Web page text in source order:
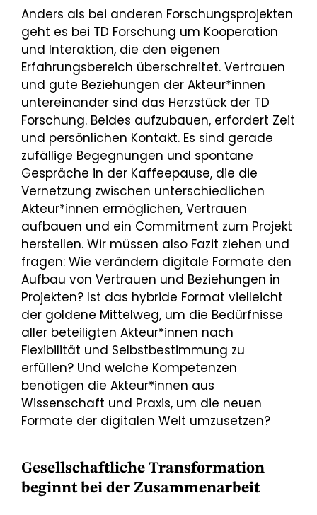
Anders als bei anderen Forschungsprojekten
geht es bei TD Forschung um Kooperation
und Interaktion, die den eigenen
Erfahrungsbereich überschreitet. Vertrauen
und gute Beziehungen der Akteur*innen
untereinander sind das Herzstück der TD
Forschung. Beides aufzubauen, erfordert Zeit
und persönlichen Kontakt. Es sind gerade
zufällige Begegnungen und spontane
Gespräche in der Kaffeepause, die die
Vernetzung zwischen unterschiedlichen
Akteur*innen ermöglichen, Vertrauen
aufbauen und ein Commitment zum Projekt
herstellen. Wir müssen also Fazit ziehen und
fragen: Wie verändern digitale Formate den
Aufbau von Vertrauen und Beziehungen in
Projekten? Ist das hybride Format vielleicht
der goldene Mittelweg, um die Bedürfnisse
aller beteiligten Akteur*innen nach
Flexibilität und Selbstbestimmung zu
erfüllen? Und welche Kompetenzen
benötigen die Akteur*innen aus
Wissenschaft und Praxis, um die neuen
Formate der digitalen Welt umzusetzen?
Gesellschaftliche Transformation
beginnt bei der Zusammenarbeit